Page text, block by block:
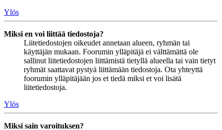
Ylös
Miksi en voi liittää tiedostoja?
Liitetiedostojen oikeudet annetaan alueen, ryhmän tai
käyttäjän mukaan. Foorumin ylläpitäjä ei välttämättä ole
sallinut liitetiedostojen liittämistä tietyllä alueella tai vain tietyt
ryhmät saattavat pystyä liittämään tiedostoja. Ota yhteyttä
foorumin ylläpitäjään jos et tiedä miksi et voi lisätä
liitetiedostoja.
Ylös
Miksi sain varoituksen?